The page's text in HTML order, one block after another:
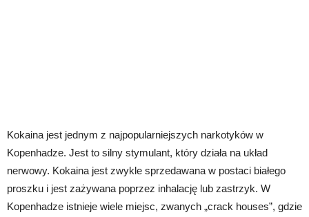
Kokaina jest jednym z najpopularniejszych narkotyków w
Kopenhadze. Jest to silny stymulant, który działa na układ
nerwowy. Kokaina jest zwykle sprzedawana w postaci białego
proszku i jest zażywana poprzez inhalację lub zastrzyk. W
Kopenhadze istnieje wiele miejsc, zwanych „crack houses”, gdzie